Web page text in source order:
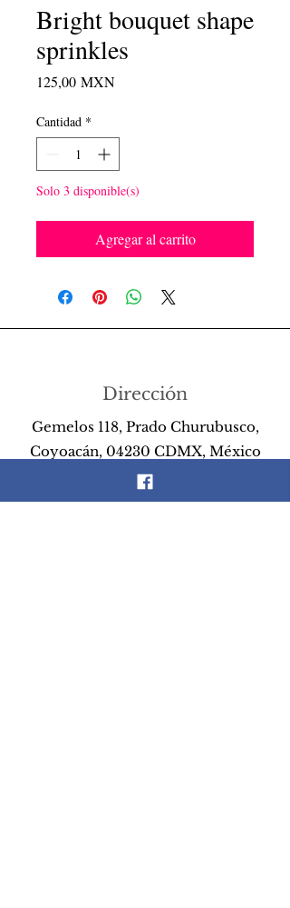
Bright bouquet shape
sprinkles
125,00 MXNPrecio
Cantidad *
Solo 3 disponible(s)
Agregar al carrito
Dirección
Gemelos 118, Prado Churubusco,
Coyoacán, 04230 CDMX, México